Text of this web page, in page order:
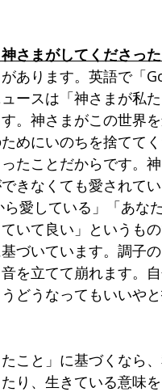
さまがしてくださっ
あります。英語で「
ースは「神さまが私
。神さまがこの世界
めにいのちを捨てて
たことだからです。
きなくても愛されて
愛している」「あな
いて良い」というも
づいています。調子
を立てて崩れます。
どうなってもいいや
こと」に基づくなら
り、生きている意味